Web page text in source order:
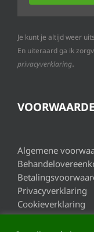
Je kunt je altijd weer
En uiteraard ga ik
privacyverklaring.
Algemene
Privacyverklaring
Cookieverklaring